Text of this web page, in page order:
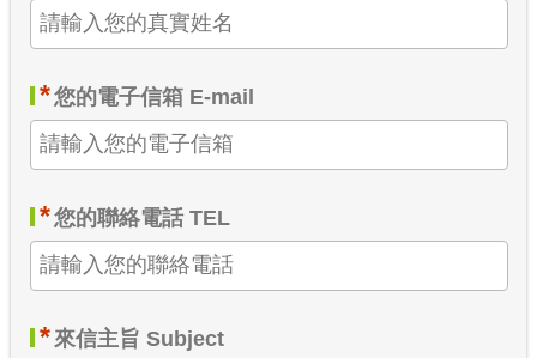
*您的電子信箱 E-mail
*您的聯絡電話 TEL
* 來信主旨 Subject